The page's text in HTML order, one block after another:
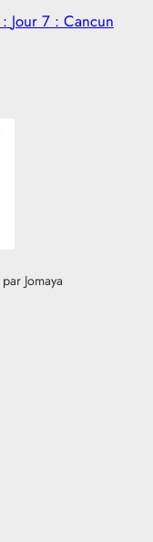
Jour 7 : Cancun
Jomaya